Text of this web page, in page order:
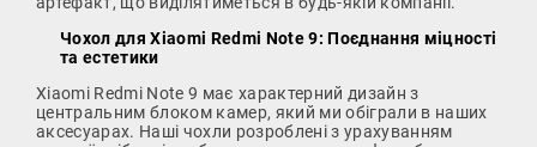
Чохол для Xiaomi Redmi Note 9: Поєднання міцності
та естетики
Xiaomi Redmi Note 9 має характерний дизайн з
центральним блоком камер, який ми обіграли в наших
аксесуарах. Наші чохли розроблені з урахуванням